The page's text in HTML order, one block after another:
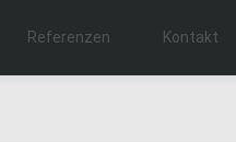
Referenzen Kontakt